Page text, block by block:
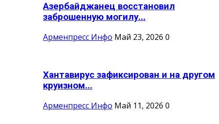
Азербайджанец восстановил
заброшенную могилу...
Арменпресс Инфо Май 23, 2026 0
Хантавирус зафиксирован и на другом
круизном...
Арменпресс Инфо Май 11, 2026 0